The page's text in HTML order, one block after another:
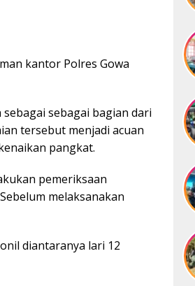
kantor Polres Gowa
sebagai bagian dari
tersebut menjadi acuan
pangkat.
pemeriksaan
melaksanakan
diantaranya lari 12